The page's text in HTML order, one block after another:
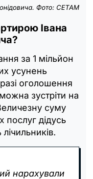
Фото: СЕТАМ
Івана
за 1 мільйон
усунень
оголошення
зустріти на
суму
послуг дідусь
нарахували